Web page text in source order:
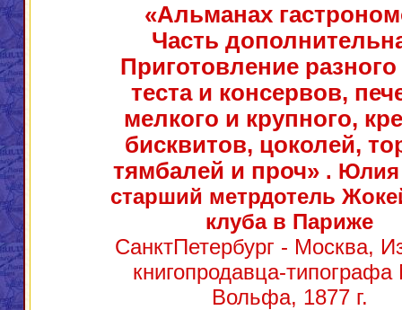
«Альманах
Часть
Приготовление
теста и консервов,
мелкого и крупного,
бисквитов, цоколей,
тямбалей и проч» . Юлия
старший метрдотель
клуба в Париже
СанктПетербург - Москва,
книгопродавца-
Вольфа, 1877 г.